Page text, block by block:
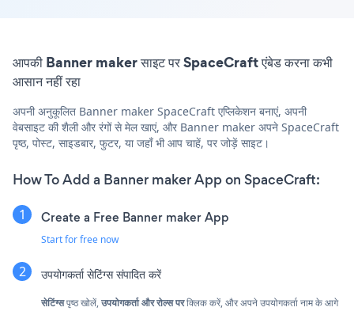
आपकी Banner maker साइट पर SpaceCraft एंबेड करना कभी
आसान नहीं रहा
अपनी अनुकूलित Banner maker SpaceCraft एप्लिकेशन बनाएं, अपनी
वेबसाइट की शैली और रंगों से मेल खाएं, और Banner maker अपने SpaceCraft
पृष्ठ, पोस्ट, साइडबार, फुटर, या जहाँ भी आप चाहें, पर जोड़ें साइट।
How To Add a Banner maker App on SpaceCraft:
Create a Free Banner maker App
Start for free now
उपयोगकर्ता सेटिंग्स संपादित करें
सेटिंग्सपृष्ठ खोलें,उपयोगकर्ता और रोल्स परक्लिक करें, और अपने उपयोगकर्ता नाम के आगे